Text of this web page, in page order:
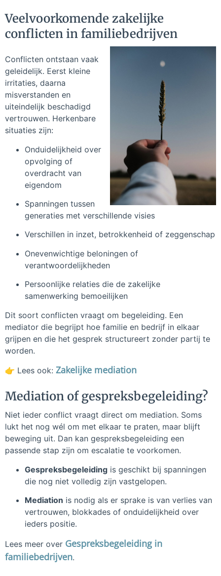
Veelvoorkomende zakelijke
conflicten in familiebedrijven
Conflicten ontstaan vaak
geleidelijk. Eerst kleine
irritaties, daarna
misverstanden en
uiteindelijk beschadigd
vertrouwen. Herkenbare
situaties zijn:
Onduidelijkheid over
opvolging of
overdracht van
eigendom
Spanningen tussen
generaties met verschillende visies
Verschillen in inzet, betrokkenheid of zeggenschap
Onevenwichtige beloningen of
verantwoordelijkheden
Persoonlijke relaties die de zakelijke
samenwerking bemoeilijken
Dit soort conflicten vraagt om begeleiding. Een
mediator die begrijpt hoe familie en bedrijf in elkaar
grijpen en die het gesprek structureert zonder partij te
worden.
👉 Lees ook: Zakelijke mediation
Mediation of gespreksbegeleiding?
Niet ieder conflict vraagt direct om mediation. Soms
lukt het nog wél om met elkaar te praten, maar blijft
beweging uit. Dan kan gespreksbegeleiding een
passende stap zijn om escalatie te voorkomen.
Gespreksbegeleiding is geschikt bij spanningen
die nog niet volledig zijn vastgelopen.
Mediation is nodig als er sprake is van verlies van
vertrouwen, blokkades of onduidelijkheid over
ieders positie.
Lees meer over Gespreksbegeleiding in
familiebedrijven.